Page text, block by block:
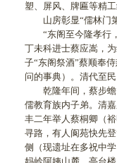
塑、屏风、牌匾等精
山房彰显“儒林门
“东阁至今隆孝行，
丁未科进士蔡应嵩，
子“东阁祭酒”蔡顺奉
问的事典）。清代至
乾隆年间，蔡步蟾
儒教育族内子弟。清
丰二年举人蔡桐卿（
寻路，有人阆苑快先
侧（现遗址在多祝中